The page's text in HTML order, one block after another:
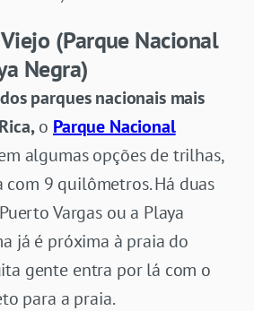
(Parque Nacional
Negra)
parques nacionais mais
o Parque Nacional
algumas opções de trilhas,
9 quilômetros. Há duas
Vargas ou a Playa
já é próxima à praia do
gente entra por lá com o
para a praia.